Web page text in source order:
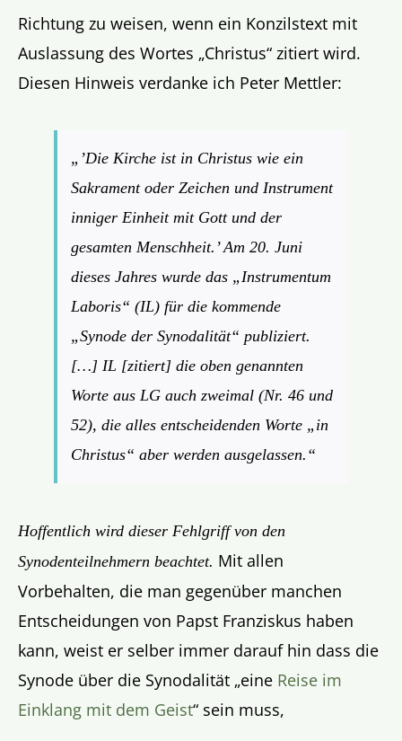
Richtung zu weisen, wenn ein Konzilstext mit
Auslassung des Wortes „Christus“ zitiert wird.
Diesen Hinweis verdanke ich Peter Mettler:
„’Die Kirche ist in Christus wie ein
Sakrament oder Zeichen und Instrument
inniger Einheit mit Gott und der
gesamten Menschheit.’ Am 20. Juni
dieses Jahres wurde das „Instrumentum
Laboris“ (IL) für die kommende
„Synode der Synodalität“ publiziert.
[…] IL [zitiert] die oben genannten
Worte aus LG auch zweimal (Nr. 46 und
52), die alles entscheidenden Worte „in
Christus“ aber werden ausgelassen.“
Hoffentlich wird dieser Fehlgriff von den
Synodenteilnehmern beachtet. Mit allen
Vorbehalten, die man gegenüber manchen
Entscheidungen von Papst Franziskus haben
kann, weist er selber immer darauf hin dass die
Synode über die Synodalität „eine Reise im
Einklang mit dem Geist“ sein muss,